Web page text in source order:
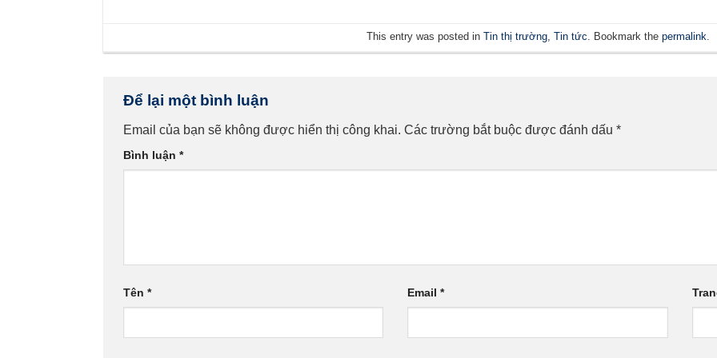
This entry was posted in Tin thị trường, Tin tức . Bookmark the permalink
Để lại một bình luận
Email của bạn sẽ không được hiển thị công khai. Các trường bắt buộc được đánh dấu *
Bình luận *
Tên * Email*